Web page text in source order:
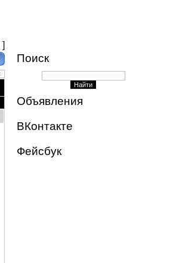
]
Поиск
Объявления
ВКонтакте
Фейсбук